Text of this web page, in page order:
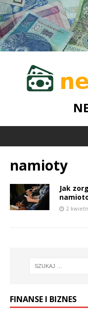
namioty
Jak
2
FINANSE I BIZNES